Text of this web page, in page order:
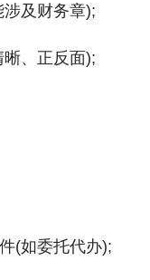
及财务章);
、正反面);
(如委托代办);